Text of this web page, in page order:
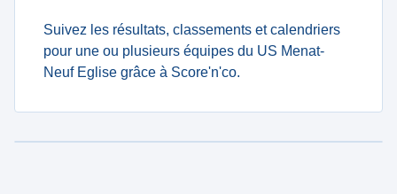
Suivez les résultats, classements et calendriers
pour une ou plusieurs équipes du US Menat-
Neuf Eglise grâce à Score'n'co.